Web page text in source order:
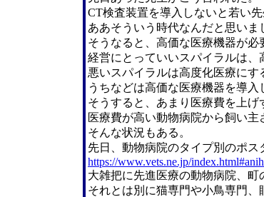
CT検査装置を導入しないと若い先
ああそういう時代なんだと思いま
そうなると、高価な医療機器が必
経営にとっていいスパイラルは
悪いスパイラルは高度化医療に
うちなどは高価な医療機器を導入
そうすると、あまり医療費を上げ
医療費が高い動物病院から飼い主
そんな状況もある。
先日、動物病院のタイプ別のポス
https://www.vets.ne.jp/
大雑把に先進医療の動物病院、町
それとは別に猫専門や小鳥専門、